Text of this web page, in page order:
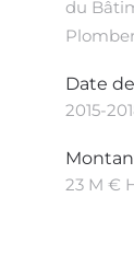
du
Date
2015-
23 M €